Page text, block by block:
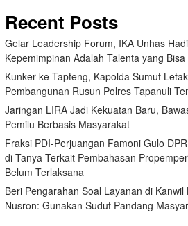
Recent Posts
Gelar Leadership Forum, IKA Unhas
Kepemimpinan Adalah Talenta yang Bisa
Kunker ke Tapteng, Kapolda Sumut
Pembangunan Rusun Polres Tapanuli
Jaringan LIRA Jadi Kekuatan Baru,
Pemilu Berbasis Masyarakat
Fraksi PDI-Perjuangan Famoni Gulo
di Tanya Terkait Pembahasan
Belum Terlaksana
Beri Pengarahan Soal Layanan di
Nusron: Gunakan Sudut Pandang